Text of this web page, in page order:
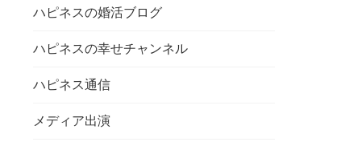
ハピネスの婚活ブログ
ハピネスの幸せチャンネル
ハピネス通信
メディア出演